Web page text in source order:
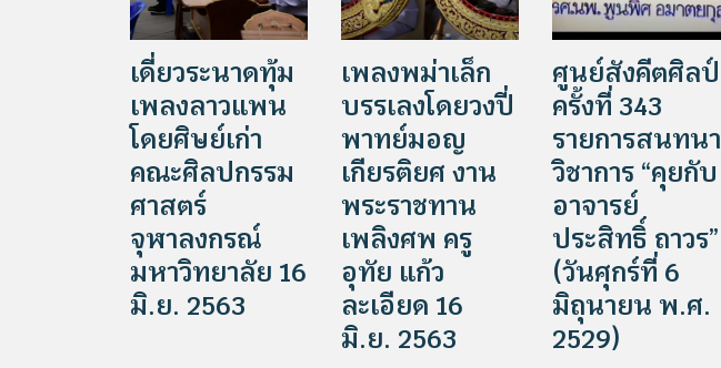
เดี่ยวระนาดทุ้ม
เพลงลาวแพน
โดยศิษย์เก่า
คณะศิลปกรรม
ศาสตร์
จุฬาลงกรณ์
มหาวิทยาลัย 16
มิ.ย. 2563
เพลงพม่าเล็ก
บรรเลงโดยวงปี่
พาทย์มอญ
เกียรติยศ งาน
พระราชทาน
เพลิงศพ ครู
อุทัย แก้ว
ละเอียด 16
มิ.ย. 2563
ศูนย์สังคีตศิลป์
ครั้งที่ 343
รายการสนทนา
วิชาการ “คุยกับ
อาจารย์
ประสิทธิ์ ถาวร”
(วันศุกร์ที่ 6
มิถุนายน พ.ศ.
2529)